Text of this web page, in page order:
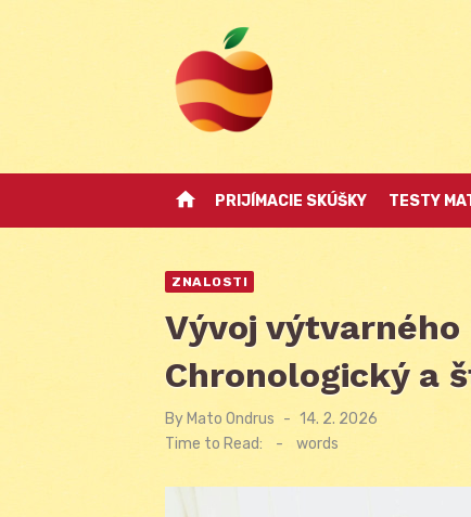
home PRIJÍMACIE SKÚŠKY TESTY
ZNALOSTI
Vývoj výtvarného
Chronologický a
By Mato Ondrus
Posted
on
14. 2. 2026
Time to Read:
- words